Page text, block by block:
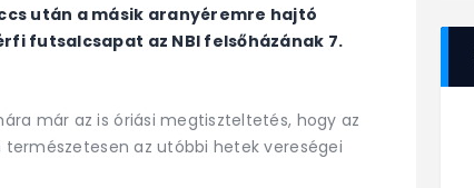
után a másik aranyéremre hajtó
futsalcsapat az NBI felsőházának 7.
már az is óriási megtiszteltetés, hogy az
az utóbbi hetek vereségei